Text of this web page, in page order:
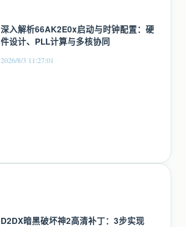
深入解析66AK2E0x启动与时钟配置：硬
件设计、PLL计算与多核协同
2026/8/3 11:27:01
D2DX暗黑破坏神2高清补丁：3步实现